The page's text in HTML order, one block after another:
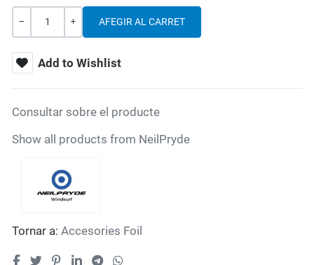
Quantitat
Add to Wishlist
Consultar sobre el producte
Show all products from NeilPryde
Tornar a: Accesories Foil